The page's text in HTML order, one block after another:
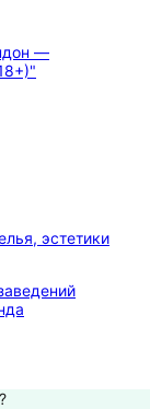
эстетики